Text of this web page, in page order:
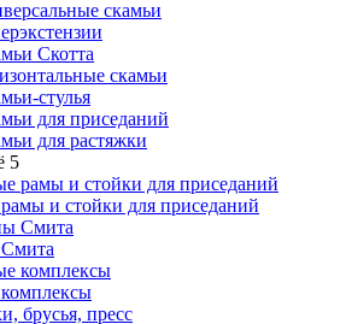
скамьи
Скотта
скамьи
стулья
для приседаний
для растяжки
5
и стойки для приседаний